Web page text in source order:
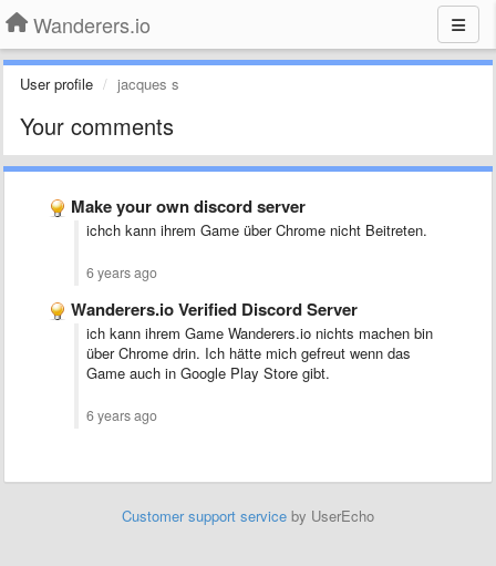
Wanderers.io
User profile jacques s
Your comments
Make your own discord server
ichch kann ihrem Game über Chrome nicht Beitreten.
6 years ago
Wanderers.io Verified Discord Server
ich kann ihrem Game Wanderers.io nichts machen bin
über Chrome drin. Ich hätte mich gefreut wenn das
Game auch in Google Play Store gibt.
6 years ago
Customer support service by UserEcho